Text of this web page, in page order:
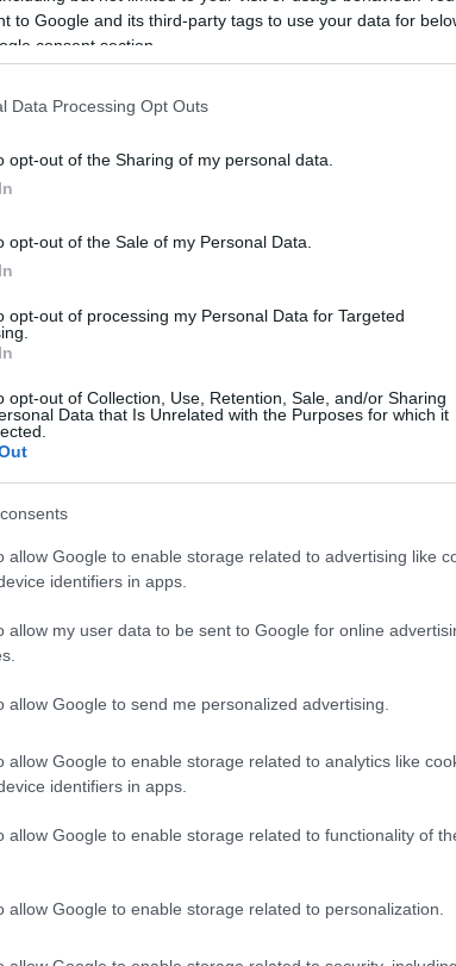
to Google and its third-party tags to use your data for
consent section.
Data Processing Opt Outs
opt-out of the Sharing of my personal data.
opt-out of the Sale of my Personal Data.
opt-out of processing my Personal Data for Targeted
opt-out of Collection, Use, Retention, Sale, and/or Sharing
Data that Is Unrelated with the Purposes for which it
allow Google to enable storage related to advertising like
identifiers in apps.
allow my user data to be sent to Google for online
allow Google to send me personalized advertising.
allow Google to enable storage related to analytics like
identifiers in apps.
allow Google to enable storage related to functionality of
allow Google to enable storage related to personalization.
πρώτη προσπάθεια για περιπολία
την παρέμβαση των φοιτητικών συλλόγων, η
ΕΚΠΑ και του ΕΜΠ, δείχνουν ότι η κυβέρνηση
αστυνομίας στα Ιδρύματα.
Η
καταστολής θέλει να πνίξει κάθε φωνή
στη λειτουργία του επιχειρηματικού
το νέο νόμο-πλαίσιο, στο δόγμα
και οι φοιτήτριες, όλη η
κάνει ξεκάθαρη την εναντίωση μας στα
Η αλληλεγγύη και η στήριξη όλου
Τώρα πρέπεινα δυναμώσει σε κάθε
τους, η μαζική συμμετοχή τουςστις
δείχνει το φόβο της ΕΕ και όλων των
που φουντώνει.
αστυνόμευσης μέσα στους πανεπιστημιακούς
στα σκουπίδια το κυβερνητικό αφήγημα
προσφέρει η αστυνομία στους φοιτητές.